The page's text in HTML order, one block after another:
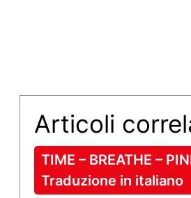
Articoli
TIME – BREATHE –
Traduzione in italiano